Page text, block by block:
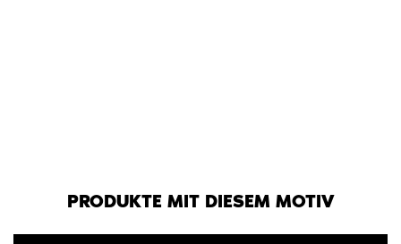
PRODUKTE MIT DIESEM MOTIV